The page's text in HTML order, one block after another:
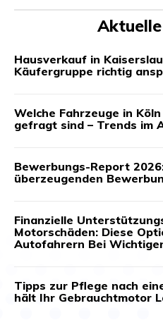
Hausverkauf in
Käufergruppe richtig
Welche Fahrzeuge in
gefragt sind – Trends im
Bewerbungs-Report
überzeugenden
Finanzielle
Motorschäden: Diese
Autofahrern Bei
Tipps zur Pflege nach
hält Ihr Gebrauchtmotor